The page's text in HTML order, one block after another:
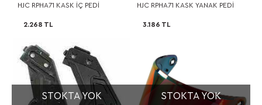
HJC RPHA71 KASK İÇ PEDİ
2.268 TL
HJC RPHA71 KASK YANAK PEDİ
3.186 TL
STOKTA YOK STOKTA YOK